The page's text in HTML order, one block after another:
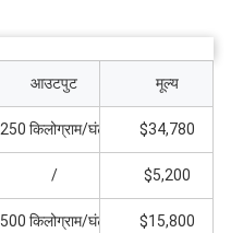
आउटपुट मूल्य
250 किलोग्राम/घंटा $34,780
/ $5,200
500 किलोग्राम/घंटा $15,800